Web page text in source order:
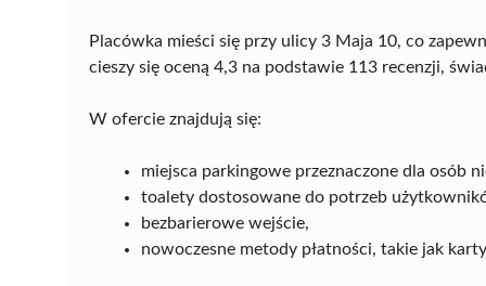
Placówka mieści się przy ulicy 3 Maja 10, co
cieszy się oceną 4,3 na podstawie 113 recenzji,
W ofercie znajdują się:
miejsca parkingowe przeznaczone dla osób
toalety dostosowane do potrzeb
bezbarierowe wejście,
nowoczesne metody płatności, takie jak